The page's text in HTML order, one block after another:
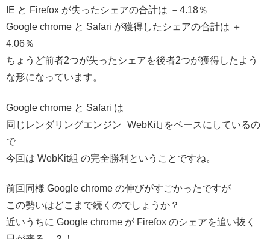
IE と Firefox が失ったシェアの合計は －4.18％
Google chrome と Safari が獲得したシェアの合計は ＋
4.06％
ちょうど前者2つが失ったシェアを後者2つが獲得したよう
な形になっています。
Google chrome と Safari は
同じレンダリングエンジン「WebKit」をベースにしているの
で
今回は WebKit組 の完全勝利ということですね。
前回同様 Google chrome の伸びがすごかったですが
この勢いはどこまで続くのでしょうか？
近いうちに Google chrome が Firefox のシェアを追い抜く